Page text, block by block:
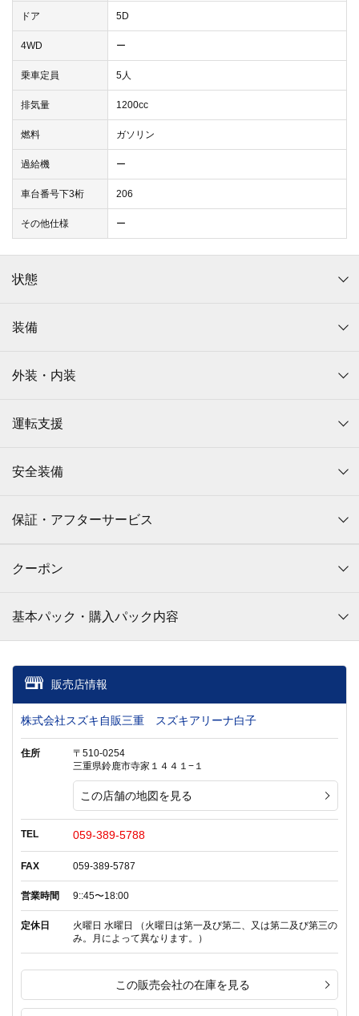
ドア 5D
4WD ー
乗車定員 5人
排気量 1200cc
燃料 ガソリン
過給機 ー
車台番号下3桁 206
その他仕様 ー
状態
装備
外装・内装
運転支援
安全装備
保証・アフターサービス
クーポン
基本パック・購入パック内容
販売店情報
株式会社スズキ自販三重 スズキアリーナ白子
住所
〒510-0254
三重県鈴鹿市寺家１４４１−１
この店舗の地図を見る
TEL 059-389-5788
FAX 059-389-5787
営業時間 9::45〜18:00
定休日
火曜日 水曜日 （火曜日は第一及び第二、又は第二及び第三の
み。月によって異なります。）
この販売会社の在庫を見る